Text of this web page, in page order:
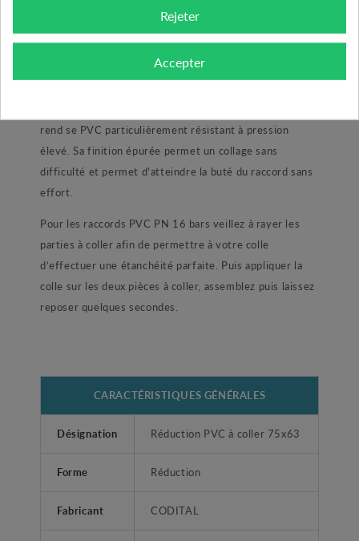
Découvrez la meilleure qualité des raccords PVC à
coller avec cette réduction 75x63 femelle-mâle. Un
raccord performant prévue pour les installations sous
rend se PVC particulièrement résistant à pression
élevé. Sa finition épurée permet un collage sans
difficulté et permet d’atteindre la buté du raccord sans
effort.
Pour les raccords PVC PN 16 bars veillez à rayer les
parties à coller afin de permettre à votre colle
d’effectuer une étanchéité parfaite. Puis appliquer la
colle sur les deux pièces à coller, assemblez puis laissez
reposer quelques secondes.
CARACTÉRISTIQUES GÉNÉRALES
Désignation Réduction PVC à coller 75x63
Forme Réduction
Fabricant CODITAL
Rejeter
Accepter